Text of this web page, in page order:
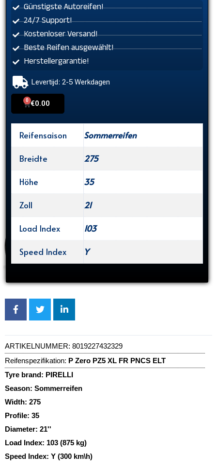
Günstigste Autoreifen!
24/7 Support!
Kostenloser Versand!
Beste Reifen ausgewählt!
Herstellergarantie!
Levertijd: 2-5 Werkdagen
€0.00
0
Cart
Reifensaison
Sommerreifen
Breidte
275
Höhe
35
Zoll
21
Load Index
103
Speed Index
Y
ARTIKELNUMMER: 8019227432329
Reifenspezifikation: P Zero PZ5 XL FR PNCS ELT
Tyre brand: PIRELLI
Season: Sommerreifen
Width: 275
Profile: 35
Diameter: 21''
Load Index: 103 (875 kg)
Speed Index: Y (300 km\h)